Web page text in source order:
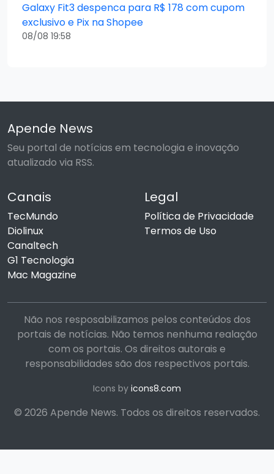
Galaxy Fit3 despenca para R$ 178 com cupom
exclusivo e Pix na Shopee
08/08 19:58
Apende News
Seu portal de notícias em tecnologia e inovação
atualizado via RSS.
Canais
TecMundo
Diolinux
Canaltech
G1 Tecnologia
Mac Magazine
Legal
Política de Privacidade
Termos de Uso
Não nos resposabilizamos pelos conteúdos dos
portais de notícias. Não temos nenhuma realação
com os portais. Os direitos autorais e
responsabilidades são dos respectivos portais.
Icons by icons8.com
© 2026 Apende News. Todos os direitos reservados.